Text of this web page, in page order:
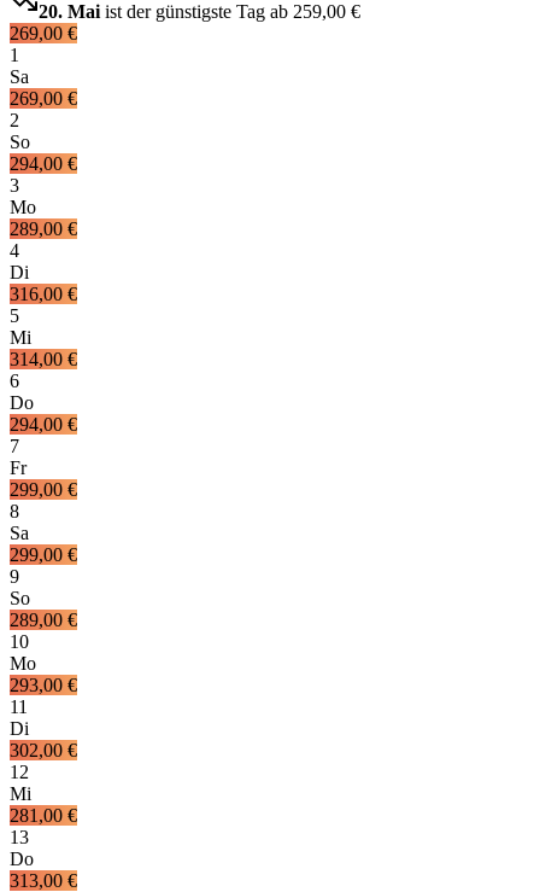
20. Mai ist der günstigste Tag ab 259,00 €
269,00 €
1
Sa
269,00 €
2
So
294,00 €
3
Mo
289,00 €
4
Di
316,00 €
5
Mi
314,00 €
6
Do
294,00 €
7
Fr
299,00 €
8
Sa
299,00 €
9
So
289,00 €
10
Mo
293,00 €
11
Di
302,00 €
12
Mi
281,00 €
13
Do
313,00 €